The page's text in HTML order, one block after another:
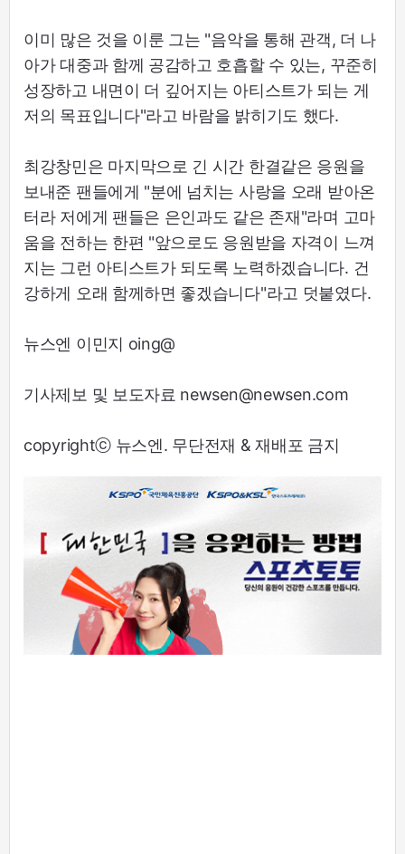
이미 많은 것을 이룬 그는 "음악을 통해 관객, 더 나
아가 대중과 함께 공감하고 호흡할 수 있는, 꾸준히
성장하고 내면이 더 깊어지는 아티스트가 되는 게
저의 목표입니다"라고 바람을 밝히기도 했다.
최강창민은 마지막으로 긴 시간 한결같은 응원을
보내준 팬들에게 "분에 넘치는 사랑을 오래 받아온
터라 저에게 팬들은 은인과도 같은 존재"라며 고마
움을 전하는 한편 "앞으로도 응원받을 자격이 느껴
지는 그런 아티스트가 되도록 노력하겠습니다. 건
강하게 오래 함께하면 좋겠습니다"라고 덧붙였다.
뉴스엔 이민지 oing@
기사제보 및 보도자료 newsen@newsen.com
copyrightⓒ 뉴스엔. 무단전재 & 재배포 금지